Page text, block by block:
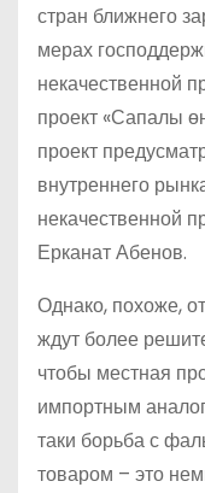
стран ближнего
мерах
некачественной
проект «Сапалы
проект
внутреннего
некачественной
Ерканат Абенов.
Однако, похоже,
ждут более
чтобы местная
импортным
таки борьба с
товаром – это